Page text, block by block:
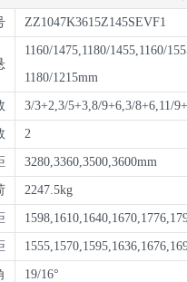
ZZ1047K3615Z145SEVF1
1160/1475,1180/1455,1160/
1180/1215mm
3/3+2,3/5+3,8/9+6,3/8+6,11/
2
3280,3360,3500,3600mm
2247.5kg
19/16°